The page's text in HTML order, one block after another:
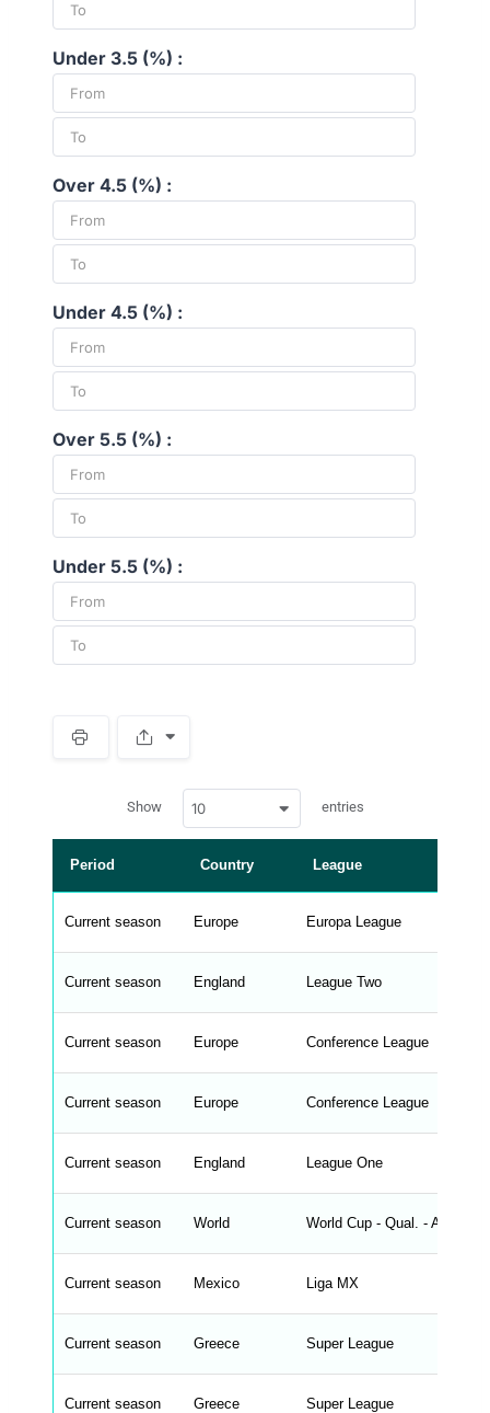
Under 3.5 (%) :
Over 4.5 (%) :
Under 4.5 (%) :
Over 5.5 (%) :
Under 5.5 (%) :
r
p
a
b
e
_
r
n
e
d
s
r
n
s
l
n
h
M
n
W
Show 10 entries
Period Country League
Current season Europe Europa League
Current season England League Two
Current season Europe Conference League
Current season Europe Conference League
Current season England League One
Current season World World Cup - Qual. - Africa
Current season Mexico Liga MX
Current season Greece Super League
Current season Greece Super League